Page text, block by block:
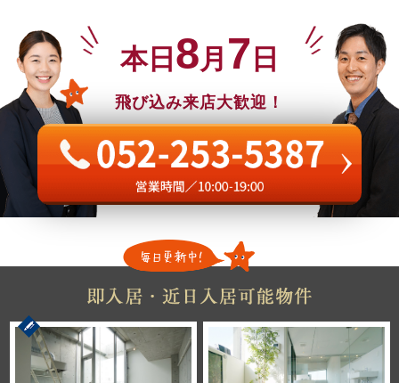
本日 8月 7 日
飛び込み来店大歓迎！